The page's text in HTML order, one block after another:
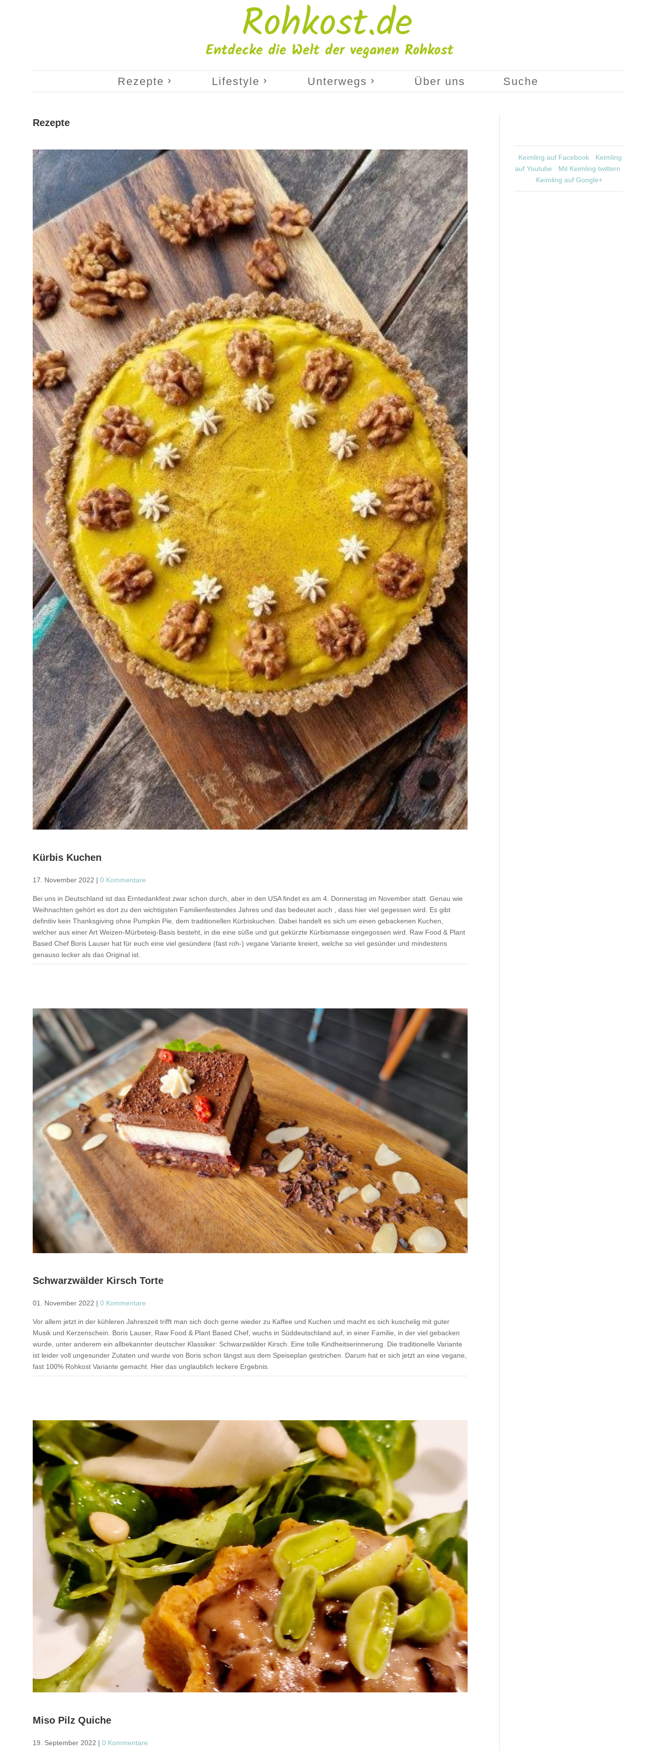
Rezepte Lifestyle Unterwegs Über uns Suche
Rezepte
Kürbis Kuchen
17. November 2022 |0 Kommentare
Bei uns in Deutschland ist das Erntedankfest zwar schon durch, aber in den USA findet es am 4. Donnerstag im November statt. Genau wie
Weihnachten gehört es dort zu den wichtigsten Familienfestendes Jahres und das bedeutet auch , dass hier viel gegessen wird. Es gibt
definitiv kein Thanksgiving ohne Pumpkin Pie, dem traditionellen Kürbiskuchen. Dabei handelt es sich um einen gebackenen Kuchen,
welcher aus einer Art Weizen-Mürbeteig-Basis besteht, in die eine süße und gut gekürzte Kürbismasse eingegossen wird. Raw Food & Plant
Based Chef Boris Lauser hat für euch eine viel gesündere (fast roh-) vegane Variante kreiert, welche so viel gesünder und mindestens
genauso lecker als das Original ist.
Schwarzwälder Kirsch Torte
01. November 2022 |0 Kommentare
Vor allem jetzt in der kühleren Jahreszeit trifft man sich doch gerne wieder zu Kaffee und Kuchen und macht es sich kuschelig mit guter
Musik und Kerzenschein. Boris Lauser, Raw Food & Plant Based Chef, wuchs in Süddeutschland auf, in einer Familie, in der viel gebacken
wurde, unter anderem ein allbekannter deutscher Klassiker: Schwarzwälder Kirsch. Eine tolle Kindheitserinnerung. Die traditionelle Variante
ist leider voll ungesunder Zutaten und wurde von Boris schon längst aus dem Speiseplan gestrichen. Darum hat er sich jetzt an eine vegane,
fast 100% Rohkost Variante gemacht. Hier das unglaublich leckere Ergebnis.
Miso Pilz Quiche
19. September 2022 |0 Kommentare
Keimling auf Facebook
Keimling
auf Youtube
Mit Keimling twittern
Keimling auf Google+